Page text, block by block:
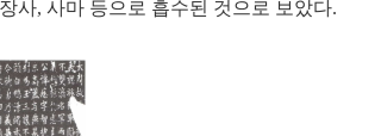
사, 사마 등으로 흡수된 것으로 보았다.